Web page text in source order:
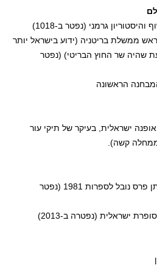
ראש ממשלת בריטניה (ידוע בישראל יותר
שהיה שר החוץ הבריטי) (נפטר
אופנה ישראלית, בעיקר של תיקי עור
1905 - אליאס קנטי, סופר, חתן פרס נובל לספרות 1981 (נפטר